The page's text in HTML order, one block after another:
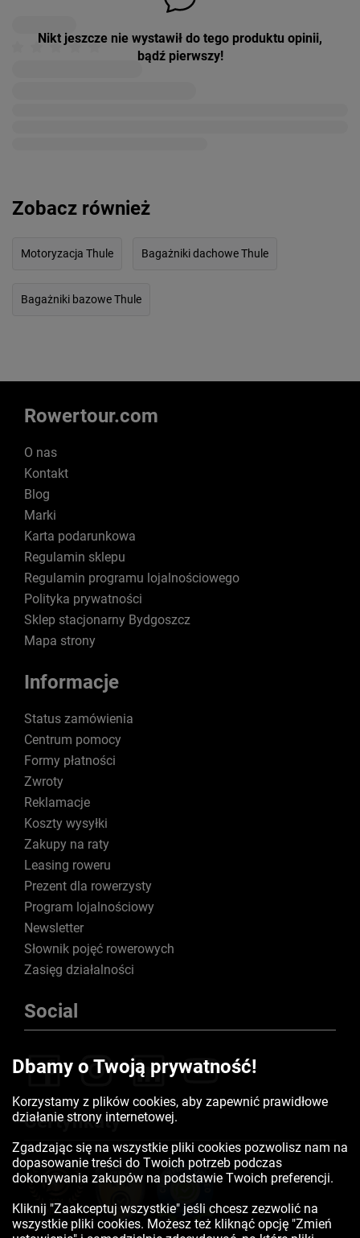
Nikt jeszcze nie wystawił do tego produktu opinii,
bądź pierwszy!
Zobacz również
Motoryzacja Thule Bagażniki dachowe Thule
Bagażniki bazowe Thule
Rowertour.com
O nas
Kontakt
Blog
Marki
Karta podarunkowa
Regulamin sklepu
Regulamin programu lojalnościowego
Polityka prywatności
Sklep stacjonarny Bydgoszcz
Mapa strony
Informacje
Status zamówienia
Centrum pomocy
Formy płatności
Zwroty
Reklamacje
Koszty wysyłki
Zakupy na raty
Leasing roweru
Prezent dla rowerzysty
Program lojalnościowy
Newsletter
Słownik pojęć rowerowych
Zasięg działalności
Social
Certyfikaty
Dbamy o Twoją prywatność!
Korzystamy z plików cookies, aby zapewnić prawidłowe
działanie strony internetowej.
Zgadzając się na wszystkie pliki cookies pozwolisz nam na
dopasowanie treści do Twoich potrzeb podczas
dokonywania zakupów na podstawie Twoich preferencji.
Kliknij "Zaakceptuj wszystkie" jeśli chcesz zezwolić na
wszystkie pliki cookies. Możesz też kliknąć opcję "Zmień